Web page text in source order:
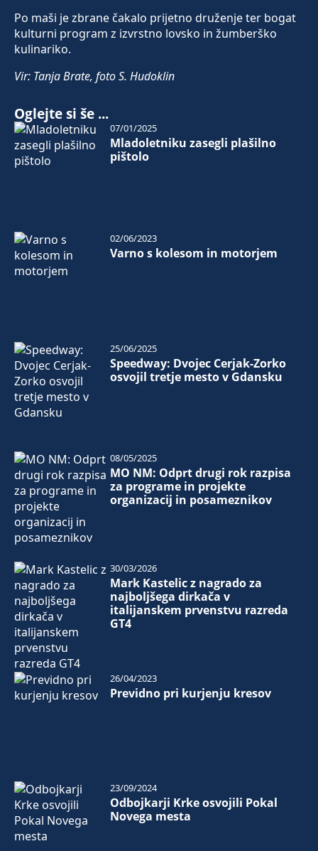
Po maši je zbrane čakalo prijetno druženje ter bogat
kulturni program z izvrstno lovsko in žumberško
kulinariko.
Vir: Tanja Brate, foto S. Hudoklin
Oglejte si še ...
Mladoletniku zasegli plašilno
pištolo
07/01/2025
Varno s kolesom in motorjem
02/06/2023
Speedway: Dvojec Cerjak-Zorko
osvojil tretje mesto v Gdansku
25/06/2025
MO NM: Odprt drugi rok razpisa
za programe in projekte
organizacij in posameznikov
08/05/2025
Mark Kastelic z nagrado za
najboljšega dirkača v
italijanskem prvenstvu razreda
GT4
30/03/2026
Previdno pri kurjenju kresov
26/04/2023
Odbojkarji Krke osvojili Pokal
Novega mesta
23/09/2024